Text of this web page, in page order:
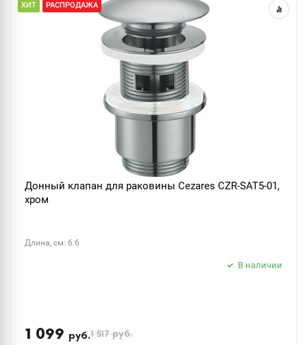
ХИТ РАСПРОДАЖА
Донный клапан для раковины Cezares CZR-SAT5-01,
хром
Длина, см: 6.6
В наличии
1 099 руб.1 517руб.